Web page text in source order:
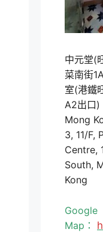
中元堂(
菜南街
室(港鐵
A2出口)
Mong
3, 11/F,
Centre,
South,
Kong
Google
Map：